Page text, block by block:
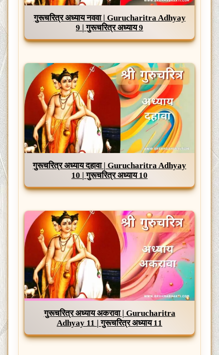
गुरूचरित्र अध्याय नववा | Gurucharitra Adhyay
9 | गुरूचरित्र अध्याय 9
गुरूचरित्र अध्याय दहावा | Gurucharitra Adhyay
10 | गुरूचरित्र अध्याय 10
गुरूचरित्र अध्याय अकरावा | Gurucharitra
Adhyay 11 | गुरूचरित्र अध्याय 11